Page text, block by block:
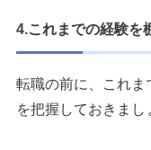
4.これまでの経験を
転職の前に、これま
を把握しておきまし